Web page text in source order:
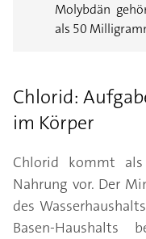
Molybdän
als 50
Chlorid:
im Körper
Chlorid kommt
Nahrung vor. Der
des
Basen-